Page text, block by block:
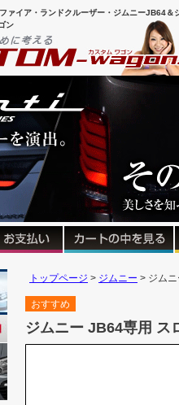
ァイア・ランドクルーザー・ジムニーJB64
ン
トップページ ジムニー ジム
おすすめ
ジムニー JB64専用 ス